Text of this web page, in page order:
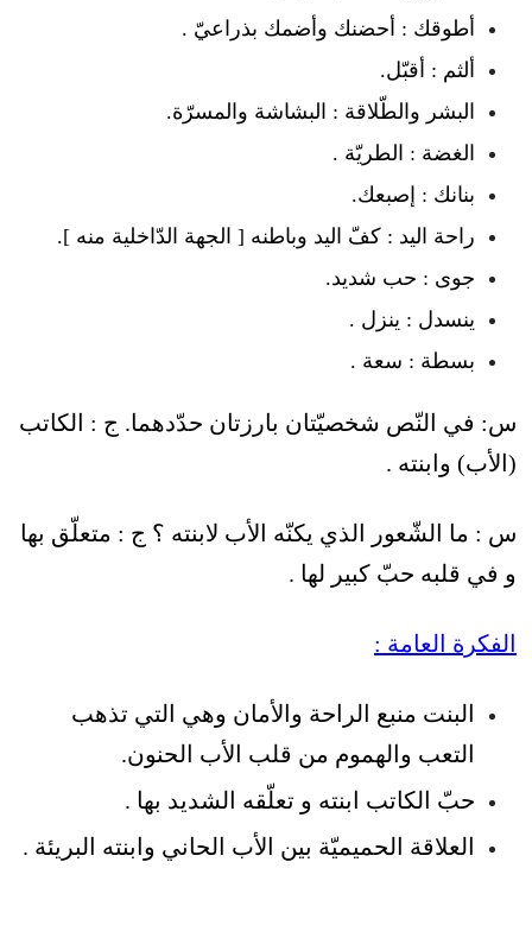
أطوقك : أحضنك وأضمك بذراعيّ .
ألثم : أقبّل.
البشر والطّلاقة : البشاشة والمسرّة.
الغضة : الطريّة .
بنانك : إصبعك.
راحة اليد : كفّ اليد وباطنه [ الجهة الدّاخلية منه ].
جوى : حب شديد.
ينسدل : ينزل .
بسطة : سعة .
س: في النّص شخصيّتان بارزتان حدّدهما. ج : الكاتب
(الأب) وابنته .
س : ما الشّعور الذي يكنّه الأب لابنته ؟ ج : متعلّق بها
و في قلبه حبّ كبير لها .
الفكرة العامة :
البنت منبع الراحة والأمان وهي التي تذهب
التعب والهموم من قلب الأب الحنون.
حبّ الكاتب ابنته و تعلّقه الشديد بها .
العلاقة الحميميّة بين الأب الحاني وابنته البريئة .